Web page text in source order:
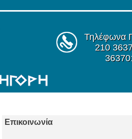
Τηλέφωνα
210
Επικοινωνία